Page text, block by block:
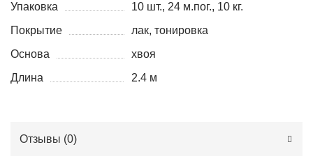
Упаковка
10 шт., 24 м.пог., 10 кг.
Покрытие
лак, тонировка
Основа
хвоя
Длина
2.4 м
Отзывы (0)